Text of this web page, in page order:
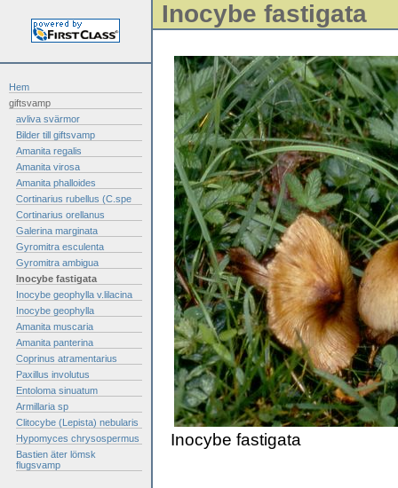
Hem
giftsvamp
avliva svärmor
Bilder till giftsvamp
Amanita regalis
Amanita virosa
Amanita phalloides
Cortinarius rubellus (C.spe
Cortinarius orellanus
Galerina marginata
Gyromitra esculenta
Gyromitra ambigua
Inocybe fastigata
Inocybe geophylla v.lilacina
Inocybe geophylla
Amanita muscaria
Amanita panterina
Coprinus atramentarius
Paxillus involutus
Entoloma sinuatum
Armillaria sp
Clitocybe (Lepista) nebularis
Hypomyces chrysospermus
Bastien äter lömsk
flugsvamp
Inocybe fastigata
Inocybe fastigata